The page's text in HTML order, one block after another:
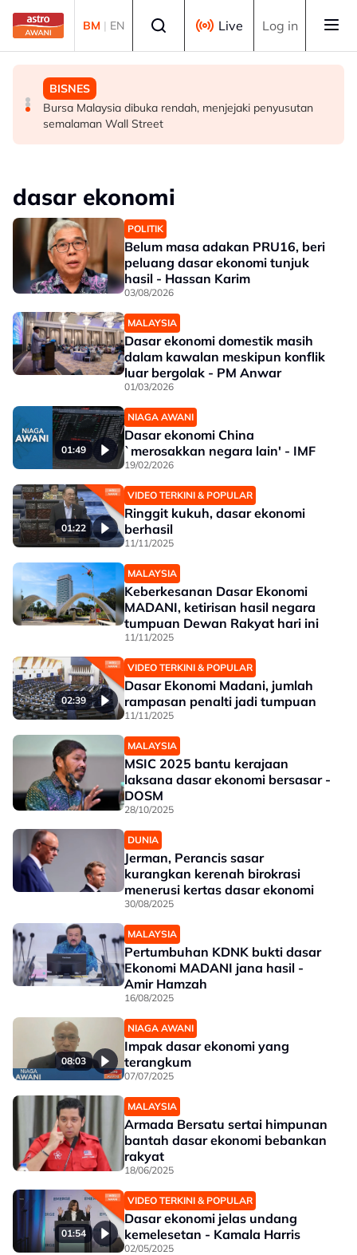
Skip to main content
BM | EN Live Log in
DUNIA
Konvoi Darat Palestin tiba di Gaziantep dalam
perjalanan ke wilayah Palestin
MALAYSIA
Siasatan segera tragedi renjatan elektrik tiga anggota
polis - Saifuddin Nasution
BISNES
Bursa Malaysia dibuka rendah, menjejaki penyusutan
semalaman Wall Street
dasar ekonomi
POLITIK
Belum masa adakan PRU16, beri
peluang dasar ekonomi tunjuk
hasil - Hassan Karim
03/08/2026
MALAYSIA
Dasar ekonomi domestik masih
dalam kawalan meskipun konflik
luar bergolak - PM Anwar
01/03/2026
01:49
NIAGA AWANI
Dasar ekonomi China
`merosakkan negara lain' - IMF
19/02/2026
01:22
VIDEO TERKINI & POPULAR
Ringgit kukuh, dasar ekonomi
berhasil
11/11/2025
MALAYSIA
Keberkesanan Dasar Ekonomi
MADANI, ketirisan hasil negara
tumpuan Dewan Rakyat hari ini
11/11/2025
02:39
VIDEO TERKINI & POPULAR
Dasar Ekonomi Madani, jumlah
rampasan penalti jadi tumpuan
11/11/2025
MALAYSIA
MSIC 2025 bantu kerajaan
laksana dasar ekonomi bersasar -
DOSM
28/10/2025
DUNIA
Jerman, Perancis sasar
kurangkan kerenah birokrasi
menerusi kertas dasar ekonomi
30/08/2025
MALAYSIA
Pertumbuhan KDNK bukti dasar
Ekonomi MADANI jana hasil -
Amir Hamzah
16/08/2025
08:03
NIAGA AWANI
Impak dasar ekonomi yang
terangkum
07/07/2025
MALAYSIA
Armada Bersatu sertai himpunan
bantah dasar ekonomi bebankan
rakyat
18/06/2025
01:54
VIDEO TERKINI & POPULAR
Dasar ekonomi jelas undang
kemelesetan - Kamala Harris
02/05/2025